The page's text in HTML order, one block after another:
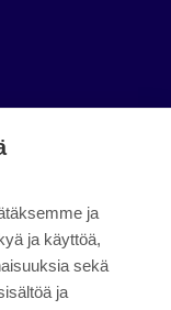
ja
ja käyttöä,
sekä
ja